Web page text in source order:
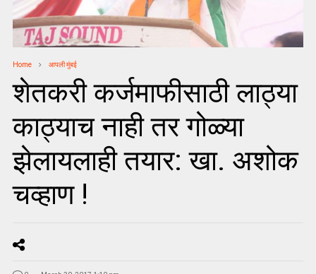
Home आपली मुंबई
शेतकरी कर्जमाफीसाठी लाठ्या
काठ्याच नाही तर गोळ्या
झेलायलाही तयार: खा. अशोक
चव्हाण !